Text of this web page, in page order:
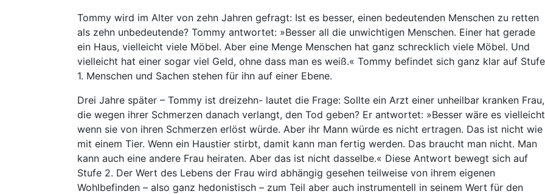
Tommy wird im Alter von zehn Jahren gefragt: Ist es besser, einen bedeutenden Menschen zu retten
als zehn unbedeutende? Tommy antwortet: »Besser all die unwichtigen Menschen. Einer hat gerade
ein Haus, vielleicht viele Möbel. Aber eine Menge Menschen hat ganz schrecklich viele Möbel. Und
vielleicht hat einer sogar viel Geld, ohne dass man es weiß.« Tommy befindet sich ganz klar auf Stufe
1. Menschen und Sachen stehen für ihn auf einer Ebene.
Drei Jahre später – Tommy ist dreizehn- lautet die Frage: Sollte ein Arzt einer unheilbar kranken Frau,
die wegen ihrer Schmerzen danach verlangt, den Tod geben? Er antwortet: »Besser wäre es
wenn sie von ihren Schmerzen erlöst würde. Aber ihr Mann würde es nicht ertragen. Das ist nicht wie
mit einem Tier. Wenn ein Haustier stirbt, damit kann man fertig werden. Das braucht man nicht. Man
kann auch eine andere Frau heiraten. Aber das ist nicht dasselbe.« Diese Antwort bewegt sich auf
Stufe 2. Der Wert des Lebens der Frau wird abhängig gesehen teilweise von ihrem eigenen
Wohlbefinden – also ganz hedonistisch – zum Teil aber auch instrumentell in seinem Wert für den